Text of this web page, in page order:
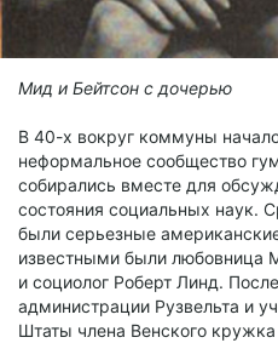
Мид и Бейтсон с дочерью
В 40-х вокруг коммуны
неформальное сообщество
собирались вместе для
состояния социальных наук.
были серьезные
известными были любовница
и социолог Роберт Линд.
администрации Рузвельта и
Штаты члена Венского